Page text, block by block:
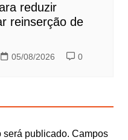
reduzir
reinserção de
05/08/2026 0
será publicado. Campos